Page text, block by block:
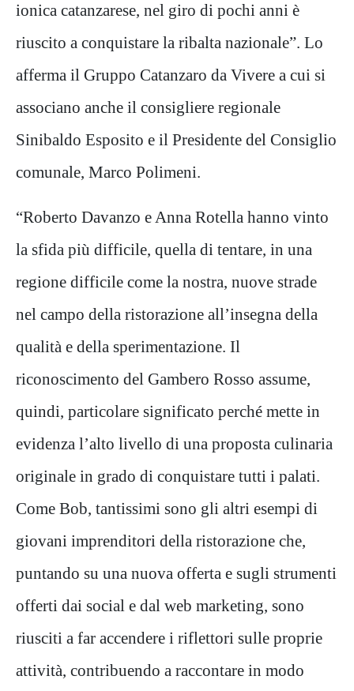
ionica catanzarese, nel giro di pochi anni è
riuscito a conquistare la ribalta nazionale”. Lo
afferma il Gruppo Catanzaro da Vivere a cui si
associano anche il consigliere regionale
Sinibaldo Esposito e il Presidente del Consiglio
comunale, Marco Polimeni.
“Roberto Davanzo e Anna Rotella hanno vinto
la sfida più difficile, quella di tentare, in una
regione difficile come la nostra, nuove strade
nel campo della ristorazione all’insegna della
qualità e della sperimentazione. Il
riconoscimento del Gambero Rosso assume,
quindi, particolare significato perché mette in
evidenza l’alto livello di una proposta culinaria
originale in grado di conquistare tutti i palati.
Come Bob, tantissimi sono gli altri esempi di
giovani imprenditori della ristorazione che,
puntando su una nuova offerta e sugli strumenti
offerti dai social e dal web marketing, sono
riusciti a far accendere i riflettori sulle proprie
attività, contribuendo a raccontare in modo